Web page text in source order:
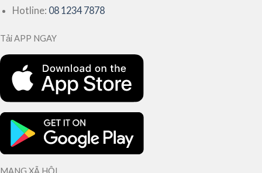
Hotline: 08 1234 7878
Tải APP NGAY